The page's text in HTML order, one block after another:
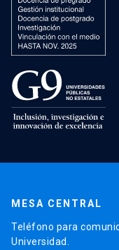
MESA CENTRAL
Teléfono para
Universidad.